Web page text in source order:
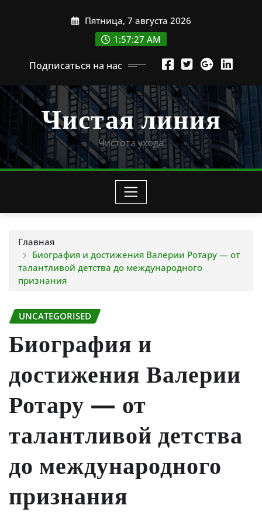
Пятница, 7 августа 2026
1:57:28 AM
Подписаться на нас
Чистая линия
Чистота ухода
Главная
Биография и достижения Валерии Ротару — от
талантливой детства до международного
признания
UNCATEGORISED
Биография и
достижения Валерии
Ротару — от
талантливой детства
до международного
признания